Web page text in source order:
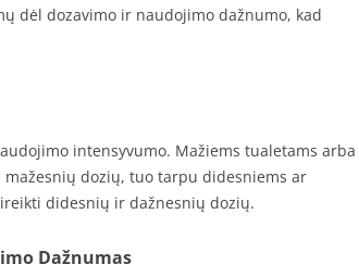
dėl dozavimo ir naudojimo dažnumo, kad
intensyvumo. Mažiems tualetams arba
dozių, tuo tarpu didesniems ar
didesnių ir dažnesnių dozių.
Dažnumas